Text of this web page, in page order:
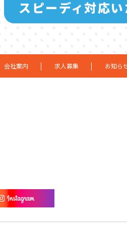
スピーディ対応い
会社案内 求人募集 お知ら